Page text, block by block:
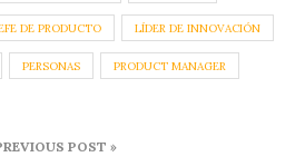
DE PRODUCTO LÍDER DE INNOVACIÓN
PERSONAS PRODUCT MANAGER
POST »